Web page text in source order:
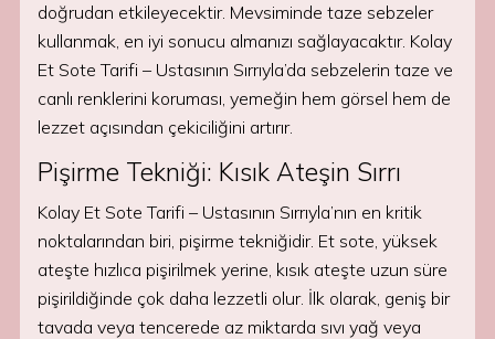
doğrudan etkileyecektir. Mevsiminde taze sebzeler
kullanmak, en iyi sonucu almanızı sağlayacaktır. Kolay
Et Sote Tarifi – Ustasının Sırrıyla’da sebzelerin taze ve
canlı renklerini koruması, yemeğin hem görsel hem de
lezzet açısından çekiciliğini artırır.
Pişirme Tekniği: Kısık Ateşin Sırrı
Kolay Et Sote Tarifi – Ustasının Sırrıyla’nın en kritik
noktalarından biri, pişirme tekniğidir. Et sote, yüksek
ateşte hızlıca pişirilmek yerine, kısık ateşte uzun süre
pişirildiğinde çok daha lezzetli olur. İlk olarak, geniş bir
tavada veya tencerede az miktarda sıvı yağ veya